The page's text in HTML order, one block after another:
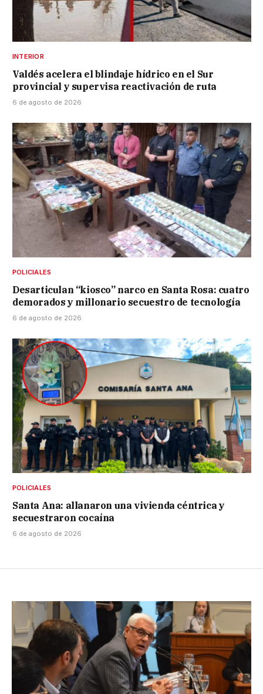
INTERIOR
Valdés acelera el blindaje hídrico en el Sur
provincial y supervisa reactivación de ruta
6 de agosto de 2026
POLICIALES
Desarticulan “kiosco” narco en Santa Rosa: cuatro
demorados y millonario secuestro de tecnología
6 de agosto de 2026
POLICIALES
Santa Ana: allanaron una vivienda céntrica y
secuestraron cocaína
6 de agosto de 2026